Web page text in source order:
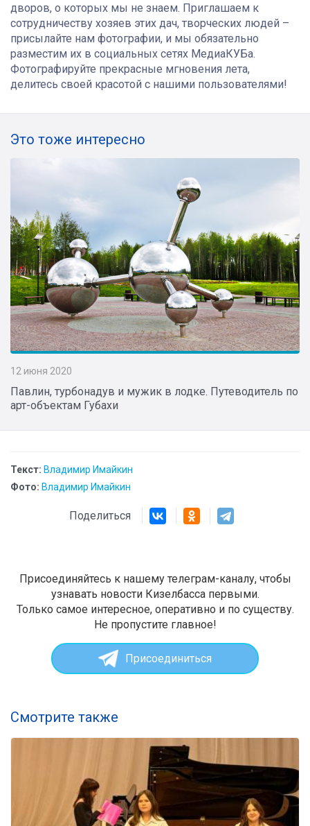
дворов, о которых мы не знаем. Приглашаем к
сотрудничеству хозяев этих дач, творческих людей –
присылайте нам фотографии, и мы обязательно
разместим их в социальных сетях МедиаКУБа.
Фотографируйте прекрасные мгновения лета,
делитесь своей красотой с нашими пользователями!
Это тоже интересно
12 июня 2020
Павлин, турбонадув и мужик в лодке. Путеводитель по
арт-объектам Губахи
Текст: Владимир Имайкин
Фото: Владимир Имайкин
Поделиться
Присоединяйтесь к нашему телеграм-каналу, чтобы
узнавать новости Кизелбасса первыми.
Только самое интересное, оперативно и по существу.
Не пропустите главное!
Присоединиться
Смотрите также